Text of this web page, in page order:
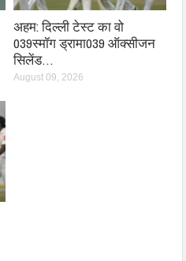
अहम: दिल्ली टेस्ट का वो
039स्मॉग ड्रामा039 ऑक्सीजन
सिलेंड…
August 09, 2026